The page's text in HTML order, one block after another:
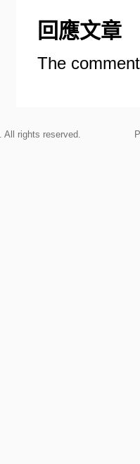
回應文章
The
Ltd. All rights